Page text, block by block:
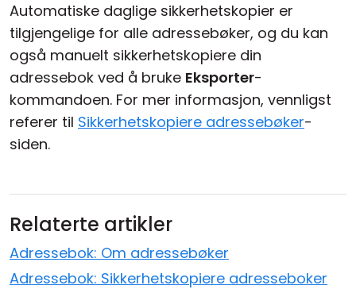
Automatiske daglige sikkerhetskopier er
tilgjengelige for alle adressebøker, og du kan
også manuelt sikkerhetskopiere din
adressebok ved å bruke Eksporter-
kommandoen. For mer informasjon, vennligst
referer til Sikkerhetskopiere adressebøker-
siden.
Relaterte artikler
Adressebok: Om adressebøker
Adressebok: Sikkerhetskopiere adresseboker